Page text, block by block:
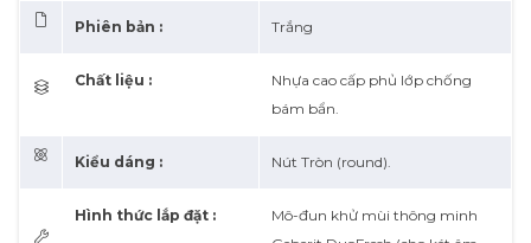
Phiên bản : Trắng
Chất liệu :
Nhựa cao cấp phủ lớp chống
bám bẩn.
Kiểu dáng : Nút Tròn (round).
Hình thức lắp đặt :
Mô-đun khử mùi thông minh